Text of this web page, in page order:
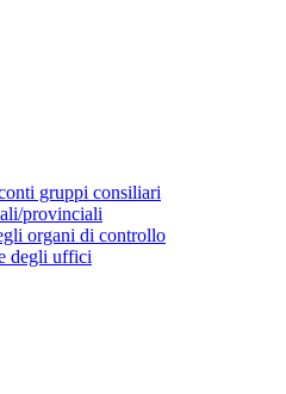
gruppi consiliari
provinciali
organi di controllo
degli uffici